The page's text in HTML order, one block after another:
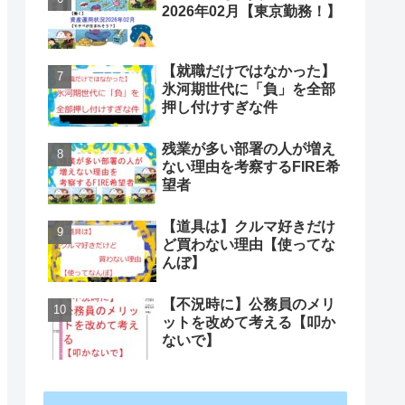
2026年02月【東京勤務！】
【就職だけではなかった】
氷河期世代に「負」を全部
押し付けすぎな件
残業が多い部署の人が増え
ない理由を考察するFIRE希
望者
【道具は】クルマ好きだけ
ど買わない理由【使ってな
んぼ】
【不況時に】公務員のメリ
ットを改めて考える【叩か
ないで】